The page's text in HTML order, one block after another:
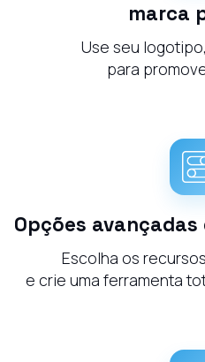
marca
Use seu
para
Opções
Escolha os
e crie uma ferramenta